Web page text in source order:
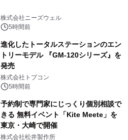
株式会社ニーズウェル
5時間前
進化したトータルステーションのエン
トリーモデル 『GM-120シリーズ』を
発売
株式会社トプコン
5時間前
予約制で専門家にじっくり個別相談で
きる 無料イベント「Kite Meete」を
東京・大崎で開催
株式会社松井製作所